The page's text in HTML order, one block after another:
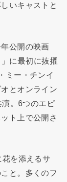
いキャストと
公開の映画
に最初に抜擢
ミー・チンイ
とオンライン
。6つのエピ
ト上で公開さ
花を添えるサ
と。多くのフ